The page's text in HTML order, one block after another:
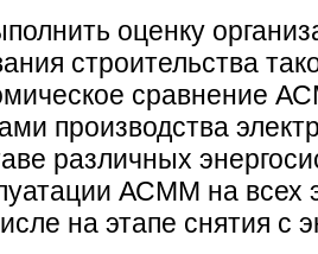
оценку
строительства
сравнение
производства
различных
АСММ на всех
на этапе снятия с